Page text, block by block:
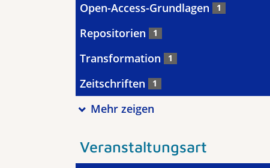
Open-Access-Grundlagen 1
Repositorien 1
Transformation 1
Zeitschriften 1
Mehr zeigen
Veranstaltungsart